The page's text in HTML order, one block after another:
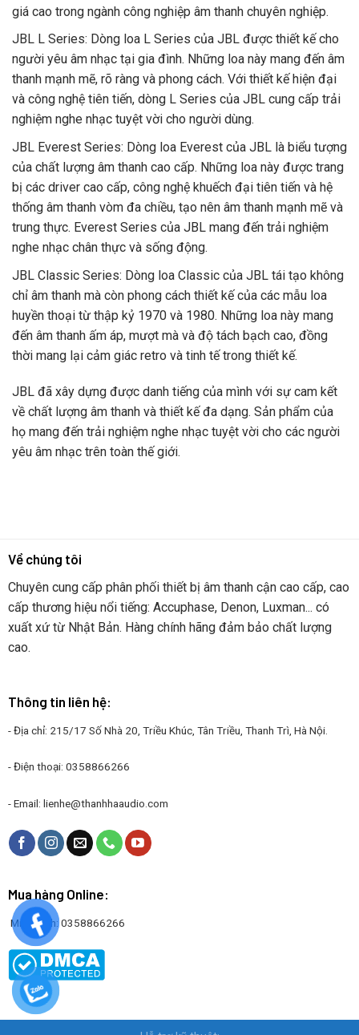
giá cao trong ngành công nghiệp âm thanh chuyên nghiệp.
JBL L Series: Dòng loa L Series của JBL được thiết kế cho
người yêu âm nhạc tại gia đình. Những loa này mang đến âm
thanh mạnh mẽ, rõ ràng và phong cách. Với thiết kế hiện đại
và công nghệ tiên tiến, dòng L Series của JBL cung cấp trải
nghiệm nghe nhạc tuyệt vời cho người dùng.
JBL Everest Series: Dòng loa Everest của JBL là biểu tượng
của chất lượng âm thanh cao cấp. Những loa này được trang
bị các driver cao cấp, công nghệ khuếch đại tiên tiến và hệ
thống âm thanh vòm đa chiều, tạo nên âm thanh mạnh mẽ và
trung thực. Everest Series của JBL mang đến trải nghiệm
nghe nhạc chân thực và sống động.
JBL Classic Series: Dòng loa Classic của JBL tái tạo không
chỉ âm thanh mà còn phong cách thiết kế của các mẫu loa
huyền thoại từ thập kỷ 1970 và 1980. Những loa này mang
đến âm thanh ấm áp, mượt mà và độ tách bạch cao, đồng
thời mang lại cảm giác retro và tinh tế trong thiết kế.
JBL đã xây dựng được danh tiếng của mình với sự cam kết
về chất lượng âm thanh và thiết kế đa dạng. Sản phẩm của
họ mang đến trải nghiệm nghe nhạc tuyệt vời cho các người
yêu âm nhạc trên toàn thế giới.
Về chúng tôi
Chuyên cung cấp phân phối thiết bị âm thanh cận cao cấp, cao
cấp thương hiệu nổi tiếng: Accuphase, Denon, Luxman... có
xuất xứ từ Nhật Bản. Hàng chính hãng đảm bảo chất lượng
cao.
Thông tin liên hệ:
- Địa chỉ: 215/17 Số Nhà 20, Triều Khúc, Tân Triều, Thanh Trì, Hà Nội.
- Điện thoại: 0358866266
- Email: lienhe@thanhhaaudio.com
Mua hàng Online:
Mr. Thanh: 0358866266